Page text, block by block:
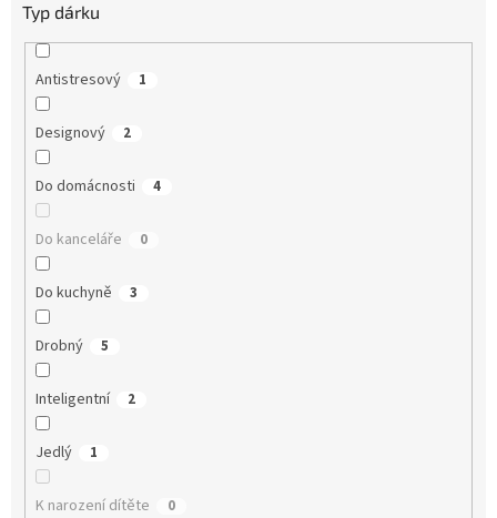
Typ dárku
Antistresový 1
Designový 2
Do domácnosti 4
Do kanceláře 0
Do kuchyně 3
Drobný 5
Inteligentní 2
Jedlý 1
K narození dítěte 0